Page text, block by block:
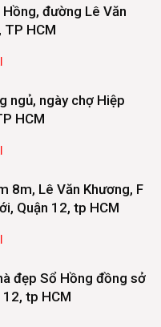
đường Lê Văn
TP HCM
ngủ, ngày chợ Hiệp
HCM
8m, Lê Văn Khương, F
Quận 12, tp HCM
đẹp Sổ Hồng đồng sở
tp HCM